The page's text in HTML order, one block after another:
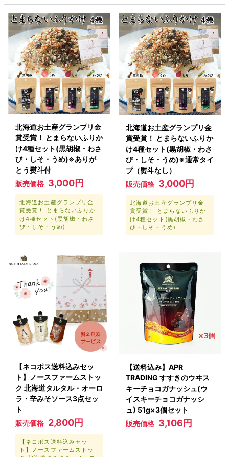
北海道お土産グランプリ金
賞受賞！ とまらないふりか
け4種セット(黒胡椒・わさ
び・しそ・うめ)※ありが
とう熨斗付
販売価格 3,000円
北海道お土産グランプリ金
賞受賞！ とまらないふりか
け4種セット(黒胡椒・わさ
び・しそ・うめ)
北海道お土産グランプリ金
賞受賞！ とまらないふりか
け4種セット(黒胡椒・わさ
び・しそ・うめ)※通常タイ
プ（熨斗なし）
販売価格 3,000円
北海道お土産グランプリ金
賞受賞！ とまらないふりか
け4種セット(黒胡椒・わさ
び・しそ・うめ)
【ネコポス送料込みセッ
ト】ノースファームストッ
ク 北海道タルタル・オーロ
ラ・辛みそソース3点セッ
ト
販売価格 2,800円
【ネコポス送料込みセッ
ト】ノースファームストッ
【送料込み】APR
TRADING すすきのウヰス
キーチョコガナッシュ(ウ
イスキーチョコガナッシ
ュ) 51g×3個セット
販売価格 3,106円